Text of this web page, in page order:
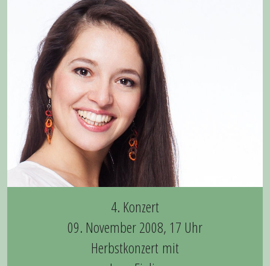
4. Konzert
09. November 2008, 17 Uhr
Herbstkonzert mit